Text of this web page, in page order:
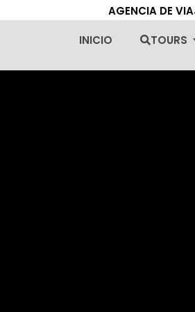
AGENCIA DE
INICIO TOURS